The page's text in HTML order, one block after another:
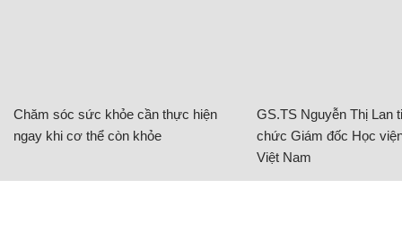
Chăm sóc sức khỏe cần thực hiện
ngay khi cơ thể còn khỏe
GS.TS Nguyễn Thị Lan
chức Giám đốc Học
Việt Nam